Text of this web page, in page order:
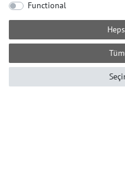
Çağrı
Pzt-Cum 10
Е-posta:
Functional